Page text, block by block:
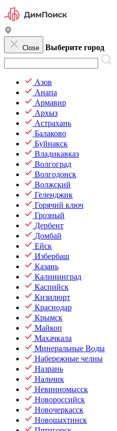
Close Выберите город
Азов
Анапа
Армавир
Архыз
Астрахань
Балаково
Буйнакск
Владикавказ
Волгоград
Волгодонск
Волжский
Геленджик
Горячий ключ
Грозный
Дербент
Домбай
Ейск
Избербаш
Казань
Калининград
Каспийск
Кизилюрт
Краснодар
Крымск
Майкоп
Махачкала
Минеральные Воды
Набережные челны
Назрань
Нальчик
Невинномысск
Новороссийск
Новочеркасск
Новошахтинск